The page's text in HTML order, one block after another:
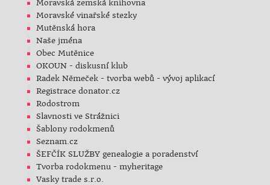
Moravská zemská knihovna
Moravské vinařské stezky
Mutěnská hora
Naše jména
Obec Mutěnice
OKOUN - diskusní klub
Radek Němeček - tvorba webů - vývoj aplikací
Registrace donator.cz
Rodostrom
Slavnosti ve Strážnici
Šablony rodokmenů
Seznam.cz
ŠEFČÍK SLUŽBY genealogie a poradenství
Tvorba rodokmenu - myheritage
Vasky trade s.r.o.